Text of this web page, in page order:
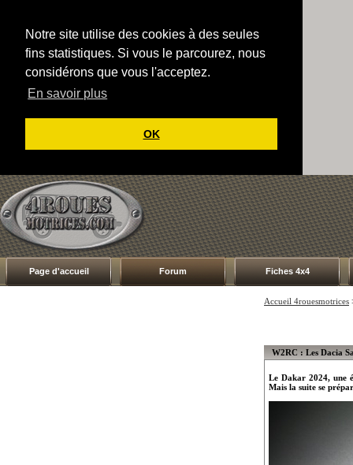
Notre site utilise des cookies à des seules
fins statistiques. Si vous le parcourez, nous
considérons que vous l'acceptez.
En savoir plus
OK
Page d'accueil Forum Fiches 4x4
Accueil 4rouesmotrices
W2RC : Les Dacia
Le Dakar 2024, une
Mais la suite se